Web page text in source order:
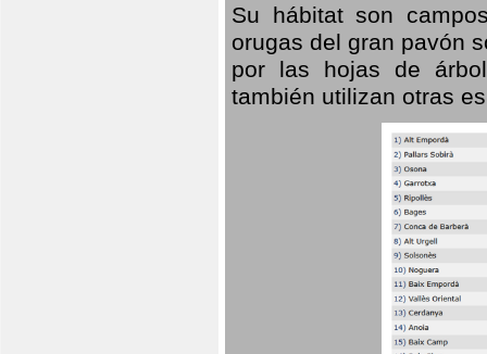
Su hábitat son
orugas del gran pavón
por las hojas de
también utilizan otras